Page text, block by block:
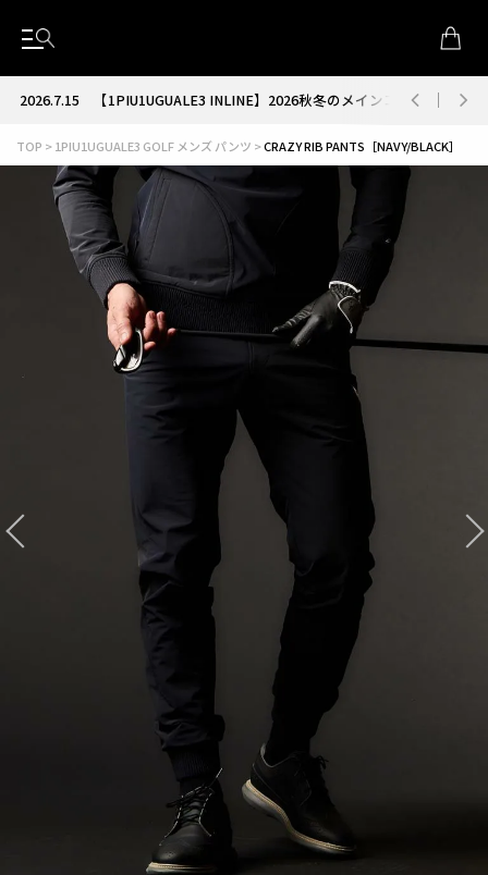
2026.7.15【1PIU1UGUALE3 INLINE】2026秋冬のメインコレクションが
TOP 1PIU1UGUALE3 GOLF メンズ パンツ CRAZY RIB PANTS［NAVY/BLACK］